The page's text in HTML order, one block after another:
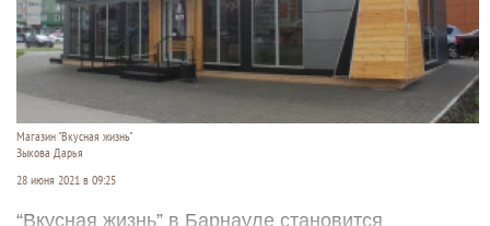
Магазин "Вкусная жизнь"
Зыкова Дарья
28 июня 2021 в 09:25
“Вкусная жизнь” в Барнауле становится